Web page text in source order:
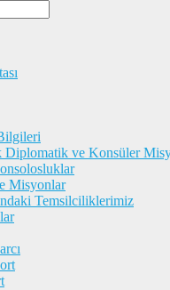
Diplomatik ve Konsüler
Misyonlar
Temsilciliklerimiz